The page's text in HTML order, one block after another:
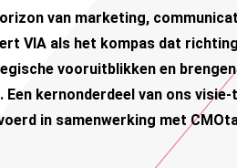
van marketing,
VIA als het kompas dat
vooruitblikken en
Een kernonderdeel van ons
in samenwerking met